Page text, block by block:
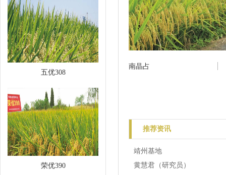
五优308
荣优390
南晶占
推荐资讯
靖州基地
黄慧君（研究员）